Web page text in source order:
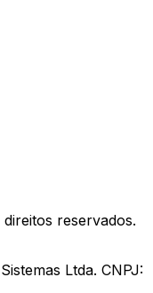
reservados.
Ltda. CNPJ: